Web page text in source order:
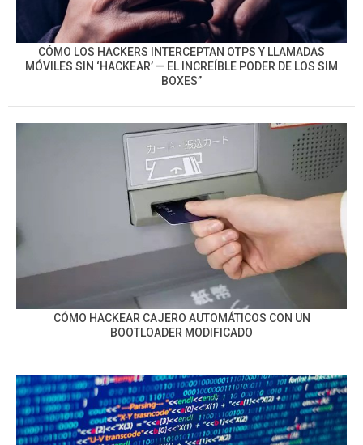
CÓMO LOS HACKERS INTERCEPTAN OTPS Y LLAMADAS
MÓVILES SIN ‘HACKEAR’ — EL INCREÍBLE PODER DE LOS SIM
BOXES”
CÓMO HACKEAR CAJERO AUTOMÁTICOS CON UN
BOOTLOADER MODIFICADO